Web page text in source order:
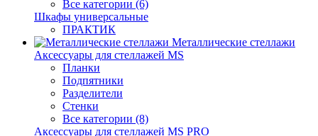
Все категории (6)
Шкафы универсальные
ПРАКТИК
Металлические стеллажи
Аксессуары для стеллажей MS
Планки
Подпятники
Разделители
Стенки
Все категории (8)
Аксессуары для стеллажей MS PRO